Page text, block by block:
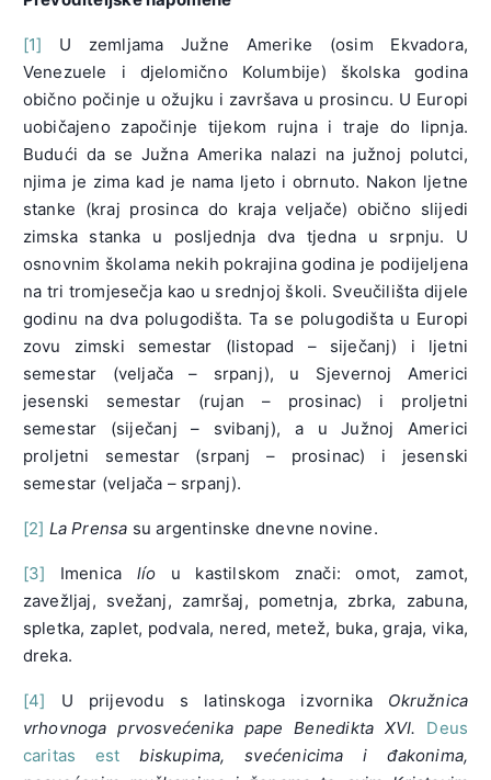
[1] U zemljama Južne Amerike (osim Ekvadora,
Venezuele i djelomično Kolumbije) školska godina
obično počinje u ožujku i završava u prosincu. U Europi
uobičajeno započinje tijekom rujna i traje do lipnja.
Budući da se Južna Amerika nalazi na južnoj polutci,
njima je zima kad je nama ljeto i obrnuto. Nakon ljetne
stanke (kraj prosinca do kraja veljače) obično slijedi
zimska stanka u posljednja dva tjedna u srpnju. U
osnovnim školama nekih pokrajina godina je podijeljena
na tri tromjesečja kao u srednjoj školi. Sveučilišta dijele
godinu na dva polugodišta. Ta se polugodišta u Europi
zovu zimski semestar (listopad – siječanj) i ljetni
semestar (veljača – srpanj), u Sjevernoj Americi
jesenski semestar (rujan – prosinac) i proljetni
semestar (siječanj – svibanj), a u Južnoj Americi
proljetni semestar (srpanj – prosinac) i jesenski
semestar (veljača – srpanj).
[2] La Prensa su argentinske dnevne novine.
[3] Imenica lío u kastilskom znači: omot, zamot,
zavežljaj, svežanj, zamršaj, pometnja, zbrka, zabuna,
spletka, zaplet, podvala, nered, metež, buka, graja, vika,
dreka.
[4] U prijevodu s latinskoga izvornika Okružnica
vrhovnoga prvosvećenika pape Benedikta XVI. Deus
caritas est biskupima, svećenicima i đakonima,